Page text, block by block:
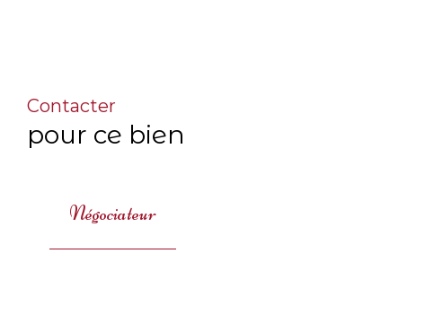
Contacter
pour ce bien
Négociateur